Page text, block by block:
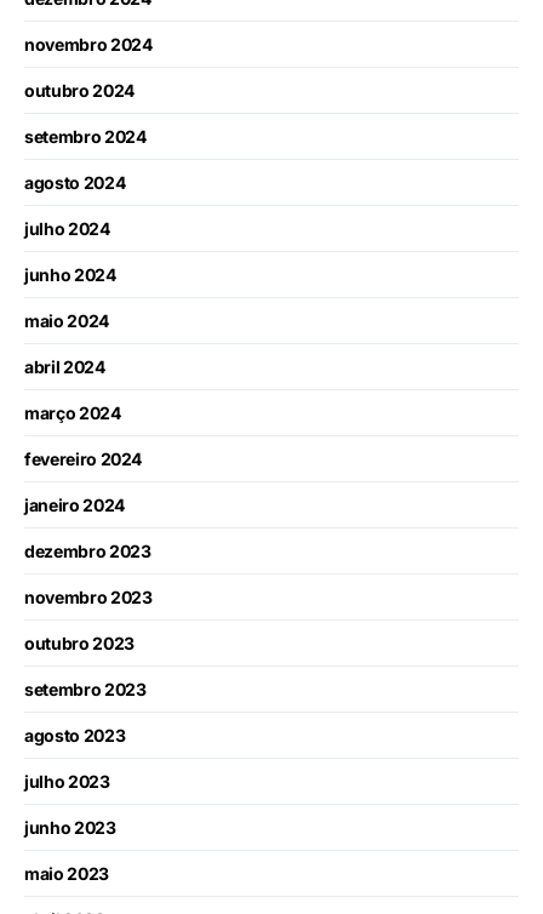
novembro 2024
outubro 2024
setembro 2024
agosto 2024
julho 2024
junho 2024
maio 2024
abril 2024
março 2024
fevereiro 2024
janeiro 2024
dezembro 2023
novembro 2023
outubro 2023
setembro 2023
agosto 2023
julho 2023
junho 2023
maio 2023